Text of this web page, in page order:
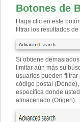
Botones de
Haga clic en este
filtrar los resultados
Si obtiene
limitar aún más su
usuarios pueden filtrar
código postal
específica donde
almacenado (Origen).